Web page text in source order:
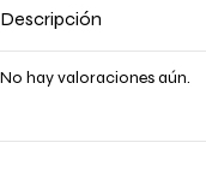
Descripción
No hay valoraciones aún.